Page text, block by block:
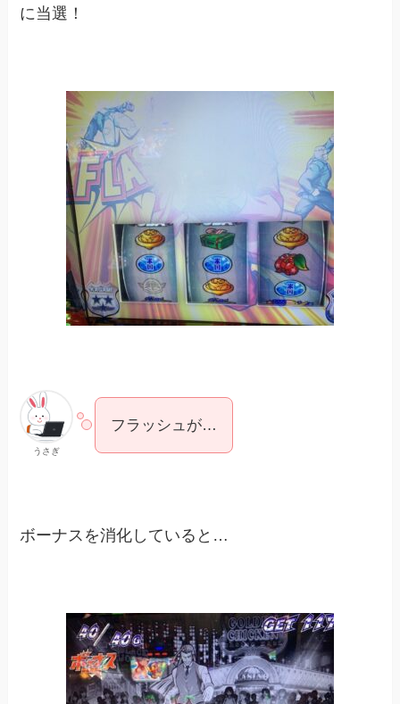
に当選！
うさぎ
フラッシュが…
ボーナスを消化していると…